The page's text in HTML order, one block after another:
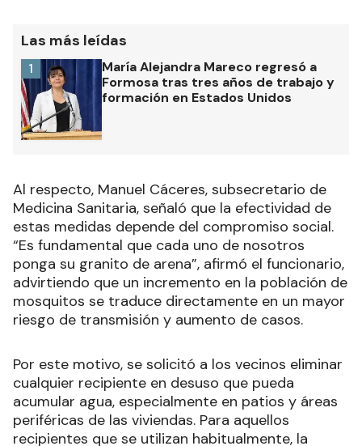
Las más leídas
María Alejandra Mareco regresó a
Formosa tras tres años de trabajo y
formación en Estados Unidos
1
Al respecto, Manuel Cáceres, subsecretario de
Medicina Sanitaria, señaló que la efectividad de
estas medidas depende del compromiso social.
“Es fundamental que cada uno de nosotros
ponga su granito de arena”, afirmó el funcionario,
advirtiendo que un incremento en la población de
mosquitos se traduce directamente en un mayor
riesgo de transmisión y aumento de casos.
Por este motivo, se solicitó a los vecinos eliminar
cualquier recipiente en desuso que pueda
acumular agua, especialmente en patios y áreas
periféricas de las viviendas. Para aquellos
recipientes que se utilizan habitualmente, la